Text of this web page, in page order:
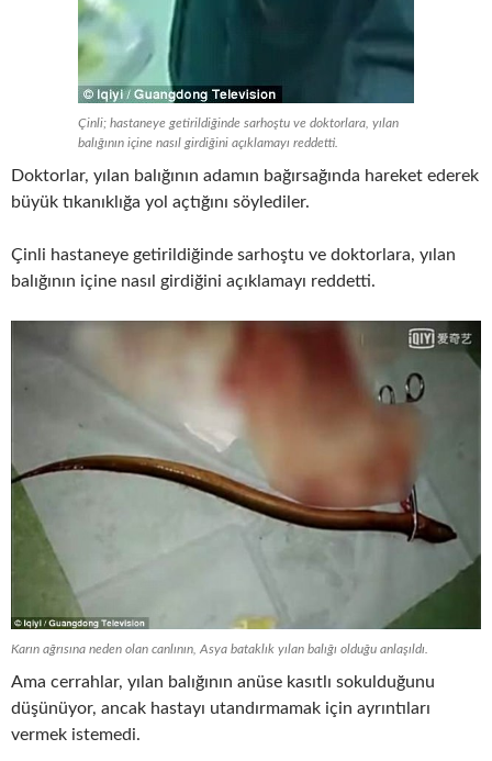
Çinli; hastaneye getirildiğinde sarhoştu ve doktorlara, yılan
balığının içine nasıl girdiğini açıklamayı reddetti.
Doktorlar, yılan balığının adamın bağırsağında hareket ederek
büyük tıkanıklığa yol açtığını söylediler.
Çinli hastaneye getirildiğinde sarhoştu ve doktorlara, yılan
balığının içine nasıl girdiğini açıklamayı reddetti.
Karın ağrısına neden olan canlının, Asya bataklık yılan balığı olduğu anlaşıldı.
Ama cerrahlar, yılan balığının anüse kasıtlı sokulduğunu
düşünüyor, ancak hastayı utandırmamak için ayrıntıları
vermek istemedi.